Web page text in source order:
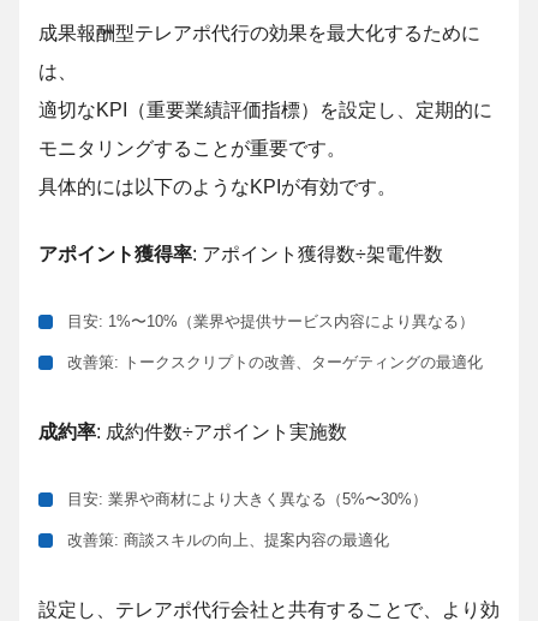
成果報酬型テレアポ代行の効果を最大化するために
は、
適切なKPI（重要業績評価指標）を設定し、定期的に
モニタリングすることが重要です。
具体的には以下のようなKPIが有効です。
アポイント獲得率: アポイント獲得数÷架電件数
目安: 1%〜10%（業界や提供サービス内容に より異なる）
改善策: トークスクリプトの改善、ターゲティングの最適化
成約率: 成約件数÷アポイント実施数
目安: 業界や商材により大きく異なる（5%〜30%）
改善策: 商談スキルの向上、提案内容の最適化
設定し、テレアポ代行会社と共有することで、より効